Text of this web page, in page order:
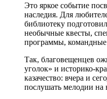
Это яркое событие
наследия. Для
библиотеку
необычные квесты,
программы,
Так, благовещенцев
уголок» и историко-
казачество: вчера и
послушать мелодии на